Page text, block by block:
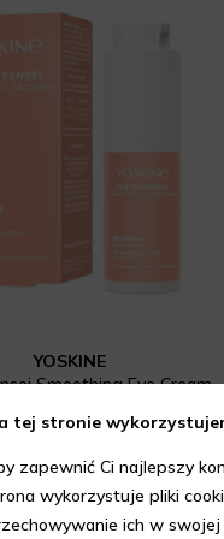
Prezent gratis
YOSKINE
Smoothing Eye Cream
tej stronie
zapewnić Ci najlepszy
wykorzystuje pliki
ich w swojej